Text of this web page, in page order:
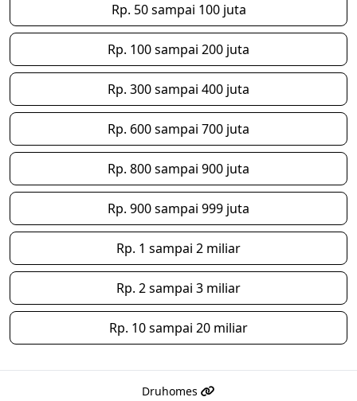
Rp. 50 sampai 100 juta
Rp. 100 sampai 200 juta
Rp. 300 sampai 400 juta
Rp. 600 sampai 700 juta
Rp. 800 sampai 900 juta
Rp. 900 sampai 999 juta
Rp. 1 sampai 2 miliar
Rp. 2 sampai 3 miliar
Rp. 10 sampai 20 miliar
Druhomes